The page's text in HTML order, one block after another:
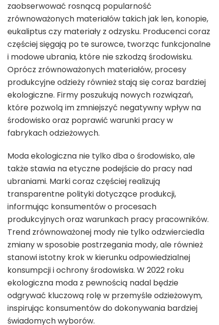
zaobserwować rosnącą popularność
zrównoważonych materiałów takich jak len, konopie,
eukaliptus czy materiały z odzysku. Producenci coraz
częściej sięgają po te surowce, tworząc funkcjonalne
i modowe ubrania, które nie szkodzą środowisku.
Oprócz zrównoważonych materiałów, procesy
produkcyjne odzieży również stają się coraz bardziej
ekologiczne. Firmy poszukują nowych rozwiązań,
które pozwolą im zmniejszyć negatywny wpływ na
środowisko oraz poprawić warunki pracy w
fabrykach odzieżowych.
Moda ekologiczna nie tylko dba o środowisko, ale
także stawia na etyczne podejście do pracy nad
ubraniami. Marki coraz częściej realizują
transparentne polityki dotyczące produkcji,
informując konsumentów o procesach
produkcyjnych oraz warunkach pracy pracowników.
Trend zrównoważonej mody nie tylko odzwierciedla
zmiany w sposobie postrzegania mody, ale również
stanowi istotny krok w kierunku odpowiedzialnej
konsumpcji i ochrony środowiska. W 2022 roku
ekologiczna moda z pewnością nadal będzie
odgrywać kluczową rolę w przemyśle odzieżowym,
inspirując konsumentów do dokonywania bardziej
świadomych wyborów.